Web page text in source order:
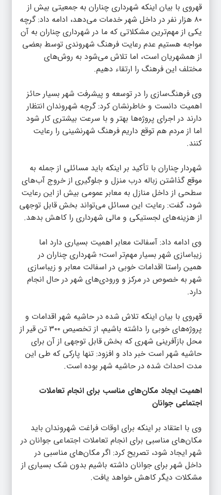
قهروی با بیان اینکه شهرداری چناران به جمعیتی بیش از
۸۰ هزار نفر در داخل شهر خدمات می‌دهد، ادامه داد: گرچه
یکی از مهم‌ترین مشکلاتی که ما در شهرداری چناران به آن
مواجه هستیم عدم رعایت فرهنگ شهروندی توسط بعضی
از همشهریان است، اما تلاش می‌شود به روش‌های
مختلف این فرهنگ را ارتقاء دهیم.
وی فرهنگ‌سازی را در توسعه و پیشرفت شهر بسیار حائز
اهمیت دانست و خاطرنشان کرد: گرچه شهروندان انتظار
دارند در اجرای پروژه‌ها بهتر و با سرعت بیشتری کار شود
اما از مردم هم توقع داریم فرهنگ شهرنشینی را رعایت
کنند.
شهردار چناران با تأکید بر اینکه باید مسائلی از جمله به
موقع گذاشتن زباله درب منزل و جلوگیری از خروج آب‌های
سطحی از داخل منازل به معابر عمومی بیش از این رعایت
شود، گفت: رعایت این مسائل می‌تواند بخش قابل توجهی
از هزینه‌های لجستیکی و مالی شهرداری را کاهش بدهد.
وی ادامه داد: آسفالت معابر اهمیت بسیاری دارد اما
زیباسازی شهر بسیار مهم‌تر است؛ شهرداری چناران در
همین راستا اقدامات خوبی در اسفالت معابر و زیباسازی
شهر به خصوص در مرکز و ورودی‌های شهر در حال انجام
دارد.
قهروی با بیان اینکه تلاش شده در حاشیه شهر اقدامات و
پروژه‌های خوبی را داشته باشیم، از تخصیص ۳۰۰ تن قیر از
محل بازآفرینی شهری که بخش قابل توجهی از آن برای
حاشیه شهر است خبر داد و افزود: تنها پارکی که طی این
مدت احداث شده در حاشیه شهر بوده است.
اهمیت ایجاد مکان‌های مناسب برای انجام تعاملات
اجتماعی جوانان
وی با اعتقاد بر اینکه برای اوقات فراغت شهروندان باید
مکان‌های مناسبی برای انجام تعاملات اجتماعی جوانان در
شهر ایجاد شود، تصریح کرد: اگر مکان‌های مناسبی در
داخل شهر برای جوانان داشته باشیم بدون شک بسیاری از
مشکلات دیگر کاهش خواهد یافت.